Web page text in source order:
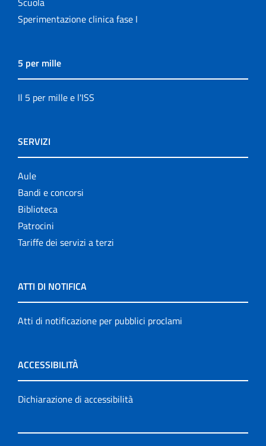
Sperimentazione clinica fase I
5 per mille
Il 5 per mille e l'ISS
SERVIZI
Aule
Bandi e concorsi
Biblioteca
Patrocini
Tariffe dei servizi a terzi
ATTI DI NOTIFICA
Atti di notificazione per pubblici proclami
ACCESSIBILITÀ
Dichiarazione di accessibilità